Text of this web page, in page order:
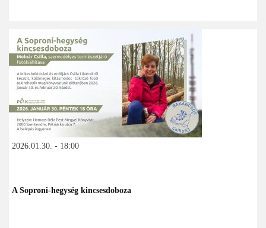
2026.01.30. - 18:00
A Soproni-hegység kincsesdoboza